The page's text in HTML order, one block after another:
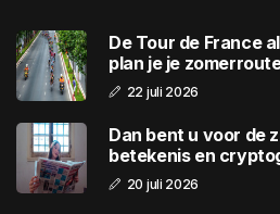
De Tour de France
plan je je
22 juli 2026
Dan bent u voor de
betekenis en
20 juli 2026